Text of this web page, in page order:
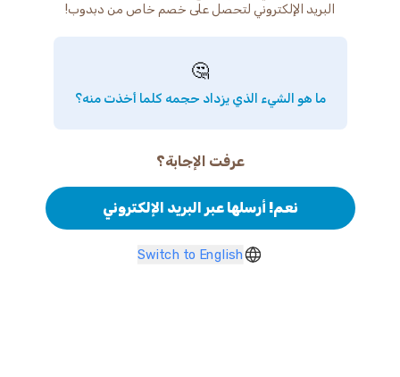
البريد الإلكتروني لتحصل على خصم خاص من دبدوب!
🤔
ما هو الشيء الذي يزداد حجمه كلما أخذت منه؟
عرفت الإجابة؟
نعم! أرسلها عبر البريد الإلكتروني
Switch to English